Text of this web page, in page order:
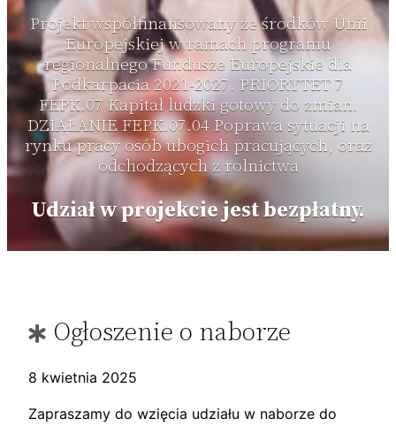
Projekt współfinansowany ze środków Unii
Europejskiej w ramach programu
regionalnego Fundusze Europejskie dla
Podkarpacia 2021-2027. PRIORYTET 7
FEPK.07 Kapitał ludzki gotowy do zmian.
DZIAŁANIE FEPK.07.04 Poprawa sytuacji na
rynku pracy osób ubogich pracujących, oraz
odchodzących z rolnictwa
Udział w projekcie jest bezpłatny.
Ogłoszenie o naborze
8 kwietnia 2025
Zapraszamy do wzięcia udziału w naborze do